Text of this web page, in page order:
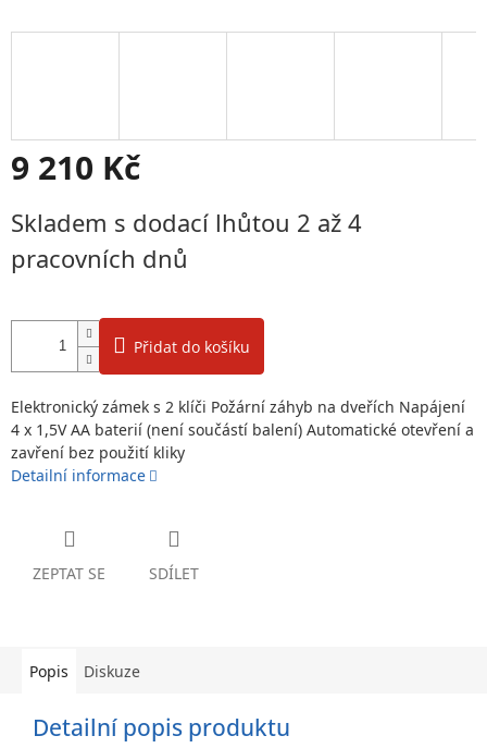
9 210 Kč
cena:
Skladem s dodací lhůtou 2 až 4
pracovních dnů
Přidat do košíku
Elektronický zámek s 2 klíči Požární záhyb na dveřích Napájení
4 x 1,5V AA baterií (není součástí balení) Automatické otevření a
zavření bez použití kliky
Detailní informace
ZEPTAT SE SDÍLET
Popis Diskuze
Detailní popis produktu